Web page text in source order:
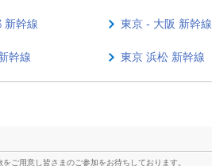
新幹線 東京 - 大阪 新幹線
幹線 東京 浜松 新幹線
ご用意し皆さまのご参加をお待ちしております。